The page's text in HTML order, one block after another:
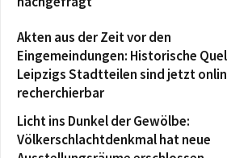
Akten aus der Zeit vor den
Eingemeindungen: Historische
Leipzigs Stadtteilen sind jetzt
recherchierbar
Licht ins Dunkel der Gewölbe:
Völkerschlachtdenkmal hat neue